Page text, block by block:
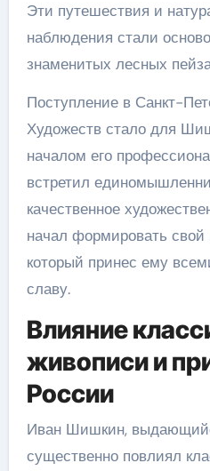
Эти путешествия и
наблюдения стали
знаменитых лесных
Поступление в Санкт-
Художеств стало для
началом его
встретил
качественное
начал формировать
который принес ему
славу.
Влияние
живописи и
России
Иван Шишкин,
существенно повлиял